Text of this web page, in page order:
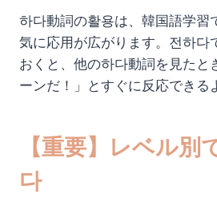
하다動詞の활용は、韓国語学習
気に応用が広がります。전하다
おくと、他の하다動詞を見たと
ーンだ！」とすぐに反応できる
【重要】レベル別
다